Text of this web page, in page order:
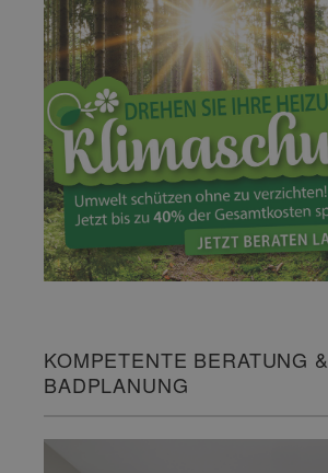
KOMPETENTE BERATUNG &
BADPLANUNG